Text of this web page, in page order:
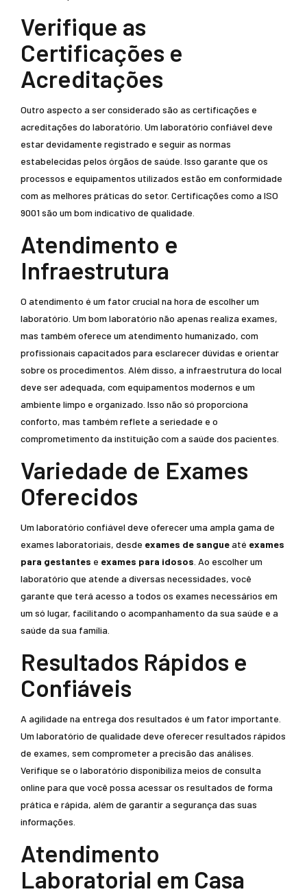
Verifique as
Certificações e
Acreditações
Outro aspecto a ser considerado são as certificações e
acreditações do laboratório. Um laboratório confiável deve
estar devidamente registrado e seguir as normas
estabelecidas pelos órgãos de saúde. Isso garante que os
processos e equipamentos utilizados estão em conformidade
com as melhores práticas do setor. Certificações como a ISO
9001 são um bom indicativo de qualidade.
Atendimento e
Infraestrutura
O atendimento é um fator crucial na hora de escolher um
laboratório. Um bom laboratório não apenas realiza exames,
mas também oferece um atendimento humanizado, com
profissionais capacitados para esclarecer dúvidas e orientar
sobre os procedimentos. Além disso, a infraestrutura do local
deve ser adequada, com equipamentos modernos e um
ambiente limpo e organizado. Isso não só proporciona
conforto, mas também reflete a seriedade e o
comprometimento da instituição com a saúde dos pacientes.
Variedade de Exames
Oferecidos
Um laboratório confiável deve oferecer uma ampla gama de
exames laboratoriais, desde exames de sangueaté exames
para gestantes e exames para idosos . Ao escolher um
laboratório que atende a diversas necessidades, você
garante que terá acesso a todos os exames necessários em
um só lugar, facilitando o acompanhamento da sua saúde e a
saúde da sua família.
Resultados Rápidos e
Confiáveis
A agilidade na entrega dos resultados é um fator importante.
Um laboratório de qualidade deve oferecer resultados rápidos
de exames, sem comprometer a precisão das análises.
Verifique se o laboratório disponibiliza meios de consulta
online para que você possa acessar os resultados de forma
prática e rápida, além de garantir a segurança das suas
informações.
Atendimento
Laboratorial em Casa